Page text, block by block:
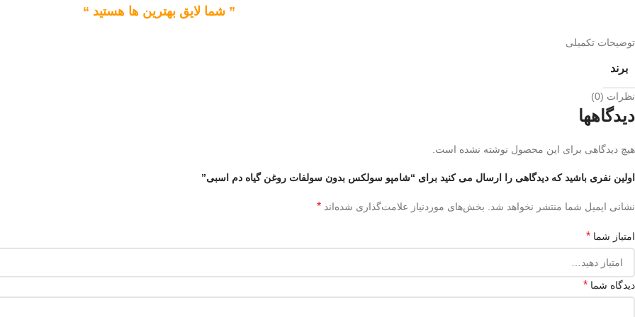
” شما لایق بهترین ها هستید “
توضیحات تکمیلی
برند
نظرات (0)
دیدگاهها
هیچ دیدگاهی برای این محصول نوشته نشده است.
اولین نفری باشید که دیدگاهی را ارسال می کنید برای “شامپو سولکس بدون سولفات روغن گیاه دم اسبی”
نشانی ایمیل شما منتشر نخواهد شد. بخش‌های موردنیاز علامت‌گذاری شده‌اند *
امتیاز شما *
دیدگاه شما *